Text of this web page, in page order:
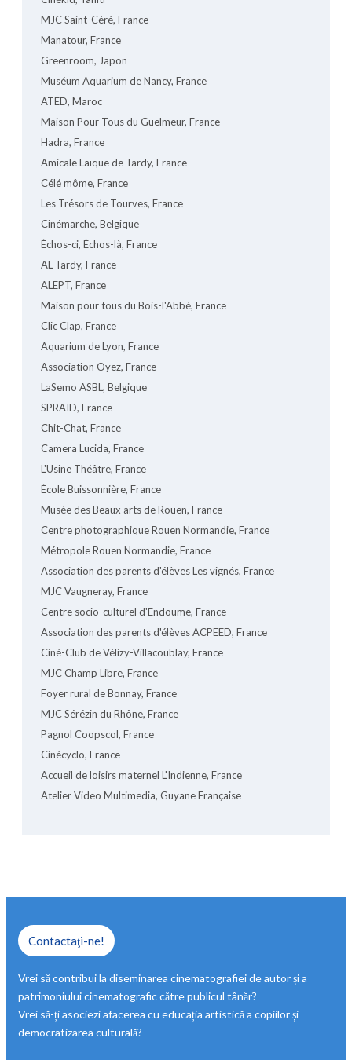
MJC Saint-Céré, France
Manatour, France
Greenroom, Japon
Muséum Aquarium de Nancy, France
ATED, Maroc
Maison Pour Tous du Guelmeur, France
Hadra, France
Amicale Laïque de Tardy, France
Célé môme, France
Les Trésors de Tourves, France
Cinémarche, Belgique
Échos-ci, Échos-là, France
AL Tardy, France
ALEPT, France
Maison pour tous du Bois-l'Abbé, France
Clic Clap, France
Aquarium de Lyon, France
Association Oyez, France
LaSemo ASBL, Belgique
SPRAID, France
Chit-Chat, France
Camera Lucida, France
L'Usine Théâtre, France
École Buissonnière, France
Musée des Beaux arts de Rouen, France
Centre photographique Rouen Normandie, France
Métropole Rouen Normandie, France
Association des parents d'élèves Les vignés, France
MJC Vaugneray, France
Centre socio-culturel d'Endoume, France
Association des parents d'élèves ACPEED, France
Ciné-Club de Vélizy-Villacoublay, France
MJC Champ Libre, France
Foyer rural de Bonnay, France
MJC Sérézin du Rhône, France
Pagnol Coopscol, France
Cinécyclo, France
Accueil de loisirs maternel L'Indienne, France
Atelier Video Multimedia, Guyane Française
Contactaţi-ne!
Vrei să contribui la diseminarea cinematografiei de autor și a
patrimoniului cinematografic către publicul tânăr?
Vrei să-ți asociezi afacerea cu educația artistică a copiilor și
democratizarea culturală?